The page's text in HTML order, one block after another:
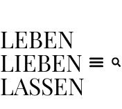
LEBEN
LIEBEN
LASSEN